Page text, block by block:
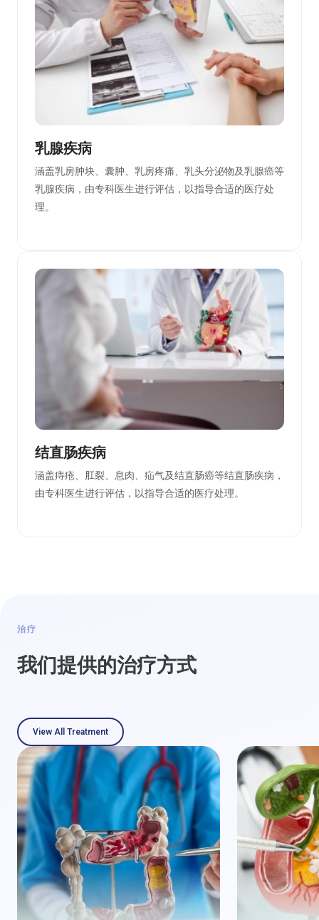
乳腺疾病
涵盖乳房肿块、囊肿、乳房疼痛、乳头分泌物及乳腺癌等
乳腺疾病，由专科医生进行评估，以指导合适的医疗处
理。
结直肠疾病
涵盖痔疮、肛裂、息肉、疝气及结直肠癌等结直肠疾病，
由专科医生进行评估，以指导合适的医疗处理。
治疗
我们提供的治疗方式
View All Treatment